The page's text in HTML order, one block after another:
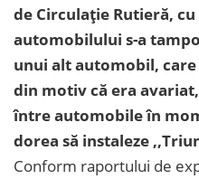
de Circulaţie Rutieră,
automobilului s-a
unui alt automobil,
din motiv că era
între automobile în
dorea să instaleze
Conform raportului de